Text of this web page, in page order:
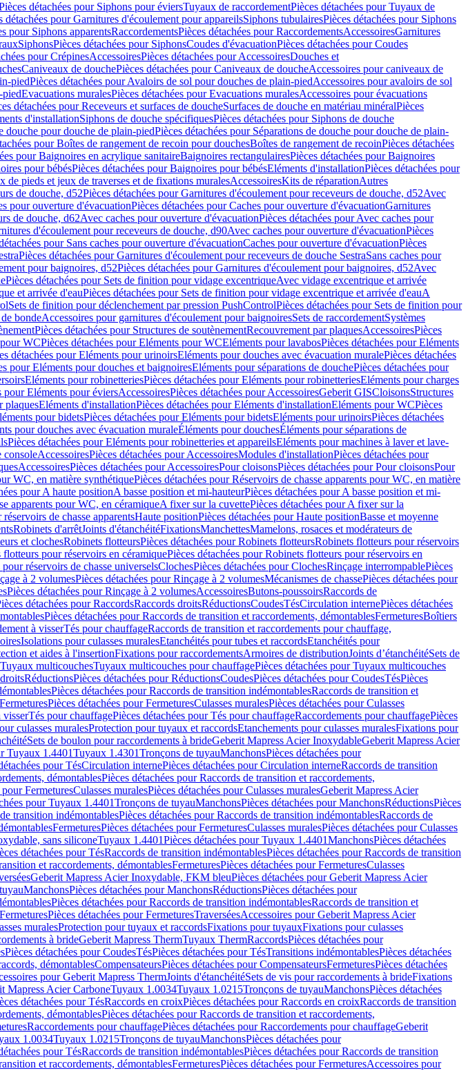
détachées pour Siphons pour éviersTuyaux de raccordementPièces détachées pour Tuyaux de
détachées pour Garnitures d'écoulement pour appareilsSiphons tubulairesPièces détachées pour Siphons
pour Siphons apparentsRaccordementsPièces détachées pour RaccordementsAccessoiresGarnitures
SiphonsPièces détachées pour SiphonsCoudes d'évacuationPièces détachées pour Coudes
pour CrépinesAccessoiresPièces détachées pour AccessoiresDouches et
Caniveaux de douchePièces détachées pour Caniveaux de doucheAccessoires pour caniveaux de
piedPièces détachées pour Avaloirs de sol pour douches de plain-piedAccessoires pour avaloirs de sol
piedEvacuations muralesPièces détachées pour Evacuations muralesAccessoires pour évacuations
détachées pour Receveurs et surfaces de doucheSurfaces de douche en matériau minéralPièces
d'installationSiphons de douche spécifiquesPièces détachées pour Siphons de douche
douche pour douche de plain-piedPièces détachées pour Séparations de douche pour douche de plain-
pour Boîtes de rangement de recoin pour douchesBoîtes de rangement de recoinPièces détachées
pour Baignoires en acrylique sanitaireBaignoires rectangulairesPièces détachées pour Baignoires
pour bébésPièces détachées pour Baignoires pour bébésEléments d'installationPièces détachées pour
de pieds et jeux de traverses et de fixations muralesAccessoiresKits de réparationAutres
de douche, d52Pièces détachées pour Garnitures d'écoulement pour receveurs de douche, d52Avec
pour ouverture d'évacuationPièces détachées pour Caches pour ouverture d'évacuationGarnitures
de douche, d62Avec caches pour ouverture d'évacuationPièces détachées pour Avec caches pour
d'écoulement pour receveurs de douche, d90Avec caches pour ouverture d'évacuationPièces
pour Sans caches pour ouverture d'évacuationCaches pour ouverture d'évacuationPièces
Pièces détachées pour Garnitures d'écoulement pour receveurs de douche SestraSans caches pour
pour baignoires, d52Pièces détachées pour Garnitures d'écoulement pour baignoires, d52Avec
Pièces détachées pour Sets de finition pour vidage excentriqueAvec vidage excentrique et arrivée
et arrivée d'eauPièces détachées pour Sets de finition pour vidage excentrique et arrivée d'eauA
Sets de finition pour déclenchement par pression PushControlPièces détachées pour Sets de finition pour
bondeAccessoires pour garnitures d'écoulement pour baignoiresSets de raccordementSystèmes
Pièces détachées pour Structures de soutènementRecouvrement par plaquesAccessoiresPièces
WCPièces détachées pour Eléments pour WCEléments pour lavabosPièces détachées pour Eléments
détachées pour Eléments pour urinoirsEléments pour douches avec évacuation muralePièces détachées
pour Eléments pour douches et baignoiresEléments pour séparations de douchePièces détachées pour
Eléments pour robinetteriesPièces détachées pour Eléments pour robinetteriesEléments pour charges
pour Eléments pour éviersAccessoiresPièces détachées pour AccessoiresGeberit GISCloisonsStructures
plaquesEléments d'installationPièces détachées pour Eléments d'installationEléments pour WCPièces
pour bidetsPièces détachées pour Eléments pour bidetsEléments pour urinoirsPièces détachées
pour douches avec évacuation muraleÉléments pour douchesÉléments pour séparations de
Pièces détachées pour Eléments pour robinetteries et appareilsEléments pour machines à laver et lave-
consoleAccessoiresPièces détachées pour AccessoiresModules d'installationPièces détachées pour
AccessoiresPièces détachées pour AccessoiresPour cloisonsPièces détachées pour Pour cloisonsPour
WC, en matière synthétiquePièces détachées pour Réservoirs de chasse apparents pour WC, en matière
pour A haute positionA basse position et mi-hauteurPièces détachées pour A basse position et mi-
apparents pour WC, en céramiqueA fixer sur la cuvettePièces détachées pour A fixer sur la
de chasse apparentsHaute positionPièces détachées pour Haute positionBasse et moyenne
Robinets d'arrêtJoints d'étanchéitéFixationsManchettesMamelons, rosaces et modérateurs de
et clochesRobinets flotteursPièces détachées pour Robinets flotteursRobinets flotteurs pour réservoirs
flotteurs pour réservoirs en céramiquePièces détachées pour Robinets flotteurs pour réservoirs en
réservoirs de chasse universelsClochesPièces détachées pour ClochesRinçage interrompablePièces
à 2 volumesPièces détachées pour Rinçage à 2 volumesMécanismes de chassePièces détachées pour
Pièces détachées pour Rinçage à 2 volumesAccessoiresButons-poussoirsRaccords de
détachées pour RaccordsRaccords droitsRéductionsCoudesTésCirculation internePièces détachées
Pièces détachées pour Raccords de transition et raccordements, démontablesFermeturesBoîtiers
à visserTés pour chauffageRaccords de transition et raccordements pour chauffage,
Isolations pour culasses muralesEtanchéités pour tubes et raccordsEtanchéités pour
et aides à l'insertionFixations pour raccordementsArmoires de distributionJoints d’étanchéitéSets de
multicouchesTuyaux multicouches pour chauffagePièces détachées pour Tuyaux multicouches
RéductionsPièces détachées pour RéductionsCoudesPièces détachées pour CoudesTésPièces
Pièces détachées pour Raccords de transition indémontablesRaccords de transition et
FermeturesPièces détachées pour FermeturesCulasses muralesPièces détachées pour Culasses
visserTés pour chauffagePièces détachées pour Tés pour chauffageRaccordements pour chauffagePièces
culasses muralesProtection pour tuyaux et raccordsEtanchements pour culasses muralesFixations pour
Sets de boulon pour raccordements à brideGeberit Mapress Acier InoxydableGeberit Mapress Acier
Tuyaux 1.4401Tuyaux 1.4301Tronçons de tuyauManchonsPièces détachées pour
pour TésCirculation internePièces détachées pour Circulation interneRaccords de transition
démontablesPièces détachées pour Raccords de transition et raccordements,
pour FermeturesCulasses muralesPièces détachées pour Culasses muralesGeberit Mapress Acier
pour Tuyaux 1.4401Tronçons de tuyauManchonsPièces détachées pour ManchonsRéductionsPièces
transition indémontablesPièces détachées pour Raccords de transition indémontablesRaccords de
FermeturesPièces détachées pour FermeturesCulasses muralesPièces détachées pour Culasses
sans siliconeTuyaux 1.4401Pièces détachées pour Tuyaux 1.4401ManchonsPièces détachées
détachées pour TésRaccords de transition indémontablesPièces détachées pour Raccords de transition
et raccordements, démontablesFermeturesPièces détachées pour FermeturesCulasses
Geberit Mapress Acier Inoxydable, FKM bleuPièces détachées pour Geberit Mapress Acier
ManchonsPièces détachées pour ManchonsRéductionsPièces détachées pour
Pièces détachées pour Raccords de transition indémontablesRaccords de transition et
FermeturesPièces détachées pour FermeturesTraverséesAccessoires pour Geberit Mapress Acier
muralesProtection pour tuyaux et raccordsFixations pour tuyauxFixations pour culasses
à brideGeberit Mapress ThermTuyaux ThermRaccordsPièces détachées pour
Pièces détachées pour CoudesTésPièces détachées pour TésTransitions indémontablesPièces détachées
démontablesCompensateursPièces détachées pour CompensateursFermeturesPièces détachées
pour Geberit Mapress ThermJoints d'étanchéitéSets de vis pour raccordements à brideFixations
Mapress Acier CarboneTuyaux 1.0034Tuyaux 1.0215Tronçons de tuyauManchonsPièces détachées
détachées pour TésRaccords en croixPièces détachées pour Raccords en croixRaccords de transition
démontablesPièces détachées pour Raccords de transition et raccordements,
Raccordements pour chauffagePièces détachées pour Raccordements pour chauffageGeberit
1.0034Tuyaux 1.0215Tronçons de tuyauManchonsPièces détachées pour
pour TésRaccords de transition indémontablesPièces détachées pour Raccords de transition
et raccordements, démontablesFermeturesPièces détachées pour FermeturesAccessoires pour